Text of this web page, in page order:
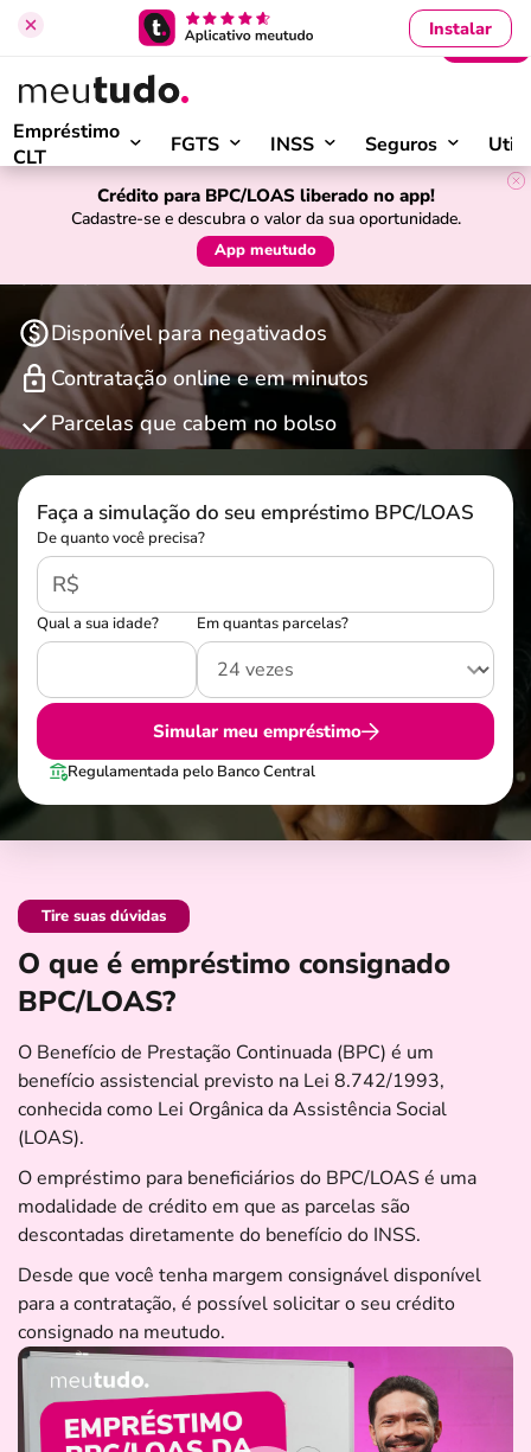
Instalar
Empréstimo
CLT
FGTS INSS Seguros
Entrar
Crédito para BPC/LOAS liberado no app!
Cadastre-se e descubra o valor da sua oportunidade.
App meutudo
Empréstimo para BPC/LOAS
Contrate o seu consignado para BPC/LOAS online
e com as melhores taxas
Disponível para negativados
Contratação online e em minutos
Parcelas que cabem no bolso
Faça a simulação do seu empréstimo BPC/LOAS
De quanto você precisa?
R$
Qual a sua idade? Em quantas parcelas?
Simular meu empréstimo
Regulamentada pelo Banco Central
Tire suas dúvidas
O que é empréstimo consignado
BPC/LOAS?
O Benefício de Prestação Continuada (BPC) é um
benefício assistencial previsto na Lei 8.742/1993,
conhecida como Lei Orgânica da Assistência Social
(LOAS).
O empréstimo para beneficiários do BPC/LOAS é uma
modalidade de crédito em que as parcelas são
descontadas diretamente do benefício do INSS.
Desde que você tenha margem consignável disponível
para a contratação, é possível solicitar o seu crédito
consignado na meutudo.